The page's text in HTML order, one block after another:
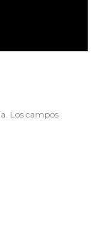
Los campos